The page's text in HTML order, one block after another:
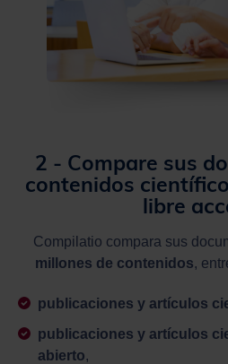
2 - Compare sus
contenidos
libre
Compilatio compara sus
millones de contenidos,
publicaciones y artículos
publicaciones y artículos
abierto,